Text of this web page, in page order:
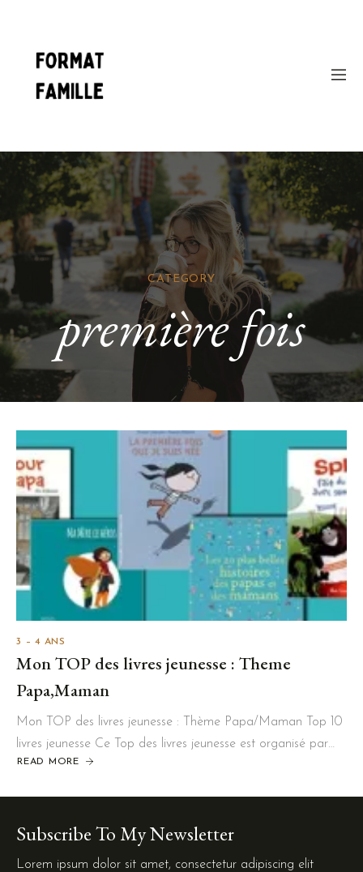
CATEGORY
première fois
3 – 4 ANS
Mon TOP des livres jeunesse : Theme
Papa,Maman
Mon TOP des livres jeunesse : Thème Papa/Maman Top 10
livres jeunesse Ce Top des livres jeunesse est organisé par…
READ MORE
Subscribe To My Newsletter
Lorem ipsum dolor sit amet, consectetur adipiscing elit